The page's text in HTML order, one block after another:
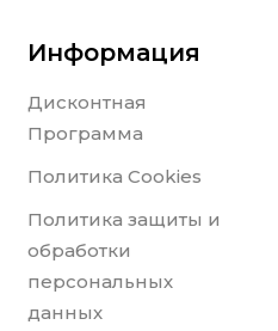
Информация
Дисконтная
Программа
Политика Cookies
Политика защиты и
обработки
персональных
данных